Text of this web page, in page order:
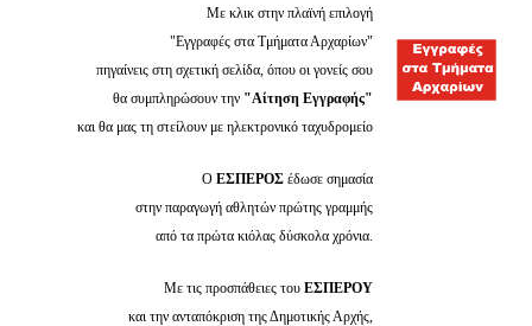
Με κλικ στην πλαϊνή επιλογή
"Εγγραφές στα Τμήματα Αρχαρίων"
πηγαίνεις στη σχετική σελίδα, όπου οι γονείς σου
θα συμπληρώσουν την "Αίτηση Εγγραφής"
και θα μας τη στείλουν με ηλεκτρονικό ταχυδρομείο
Ο ΕΣΠΕΡΟΣ έδωσε σημασία
στην παραγωγή αθλητών πρώτης γραμμής
από τα πρώτα κιόλας δύσκολα χρόνια.
Με τις προσπάθειες του ΕΣΠΕΡΟΥ
και την ανταπόκριση της Δημοτικής Αρχής,